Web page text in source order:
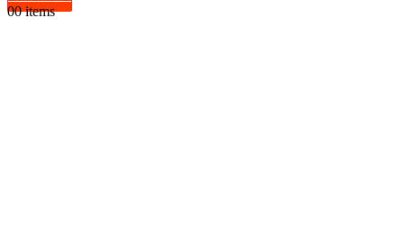
00 items